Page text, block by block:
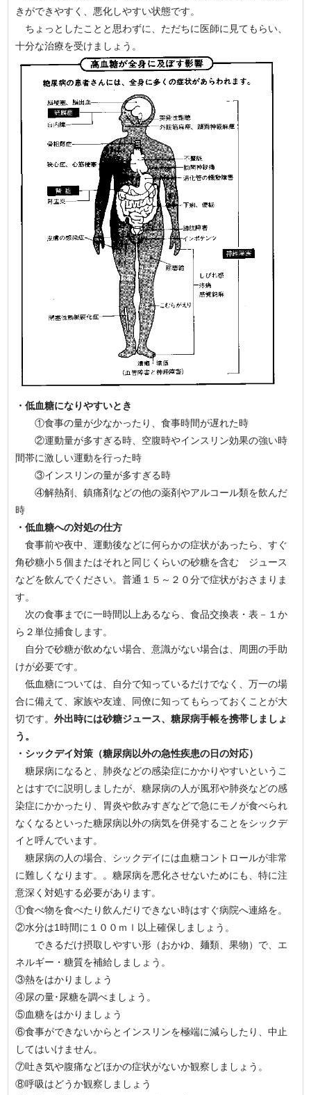
きができやすく、悪化しやすい状態です。
ちょっとしたことと思わずに、ただちに医師に見てもらい、
十分な治療を受けましょう。
・低血糖になりやすいとき
①食事の量が少なかったり、食事時間が遅れた時
②運動量が多すぎる時、空腹時やインスリン効果の強い時
間帯に激しい運動を行った時
③インスリンの量が多すぎる時
④解熱剤、鎮痛剤などの他の薬剤やアルコール類を飲んだ
時
・低血糖への対処の仕方
食事前や夜中、運動後などに何らかの症状があったら、すぐ
角砂糖小５個またはそれと同じくらいの砂糖を含む ジュース
などを飲んでください。普通１５～２０分で症状がおさまりま
す。
次の食事までに一時間以上あるなら、食品交換表・表－１か
ら２単位捕食します。
自分で砂糖が飲めない場合、意識がない場合は、周囲の手助
けが必要です。
低血糖については、自分で知っているだけでなく、万一の場
合に備えて、家族や友達、同僚に知ってもらっておくことが大
切です。外出時には砂糖ジュース、糖尿病手帳を携帯しましょ
う。
・シックデイ対策（糖尿病以外の急性疾患の日の対応）
糖尿病になると、肺炎などの感染症にかかりやすいというこ
とはすでに説明しましたが、糖尿病の人が風邪や肺炎などの感
染症にかかったり、胃炎や飲みすぎなどで急にモノが食べられ
なくなるといった糖尿病以外の病気を併発することをシックデ
イと呼んでいます。
糖尿病の人の場合、シックデイには血糖コントロールが非常
に難しくなります。。糖尿病を悪化させないためにも、特に注
意深く対処する必要があります。
①食べ物を食べたり飲んだりできない時はすぐ病院へ連絡を。
②水分は1時間に１００ｍｌ以上確保しましょう。
できるだけ摂取しやすい形（おかゆ、麺類、果物）で、エ
ネルギー・糖質を補給しましょう。
③熱をはかりましょう
④尿の量･尿糖を調べましょう。
⑤血糖をはかりましょう
⑥食事ができないからとインスリンを極端に減らしたり、中止
してはいけません。
⑦吐き気や腹痛などほかの症状がないか観察しましょう。
⑧呼吸はどうか観察しましょう